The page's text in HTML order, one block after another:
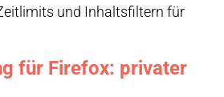
und Inhaltsfiltern für
für Firefox: privater